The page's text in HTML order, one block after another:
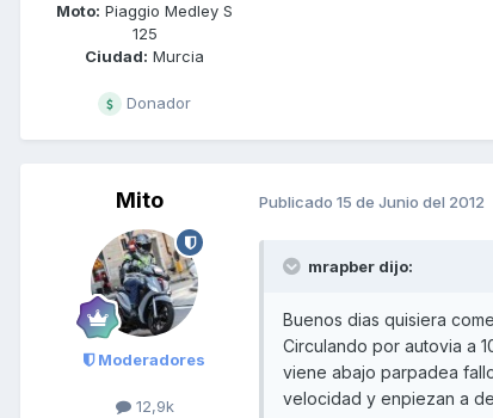
Moto: Piaggio Medley S
125
Ciudad: Murcia
Donador
Mito
Moderadores
12,9k
Publicado 15 de Junio del 2012
mrapber dijo:
Buenos dias quisiera
Circulando por autovia a
viene abajo parpadea
velocidad y enpiezan a